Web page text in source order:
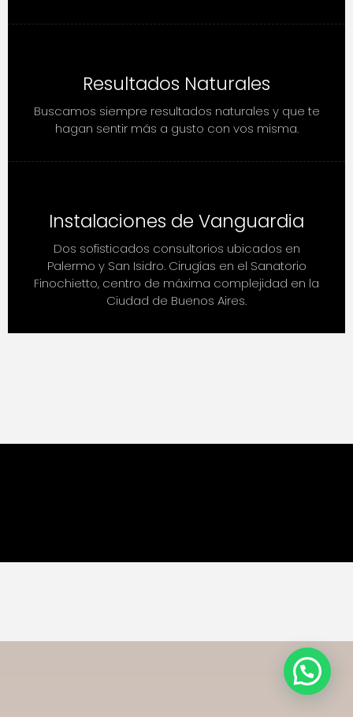
Resultados Naturales
Buscamos siempre resultados naturales y que te
hagan sentir más a gusto con vos misma.
Instalaciones de Vanguardia
Dos sofisticados consultorios ubicados en
Palermo y San Isidro. Cirugías en el Sanatorio
Finochietto, centro de máxima complejidad en la
Ciudad de Buenos Aires.